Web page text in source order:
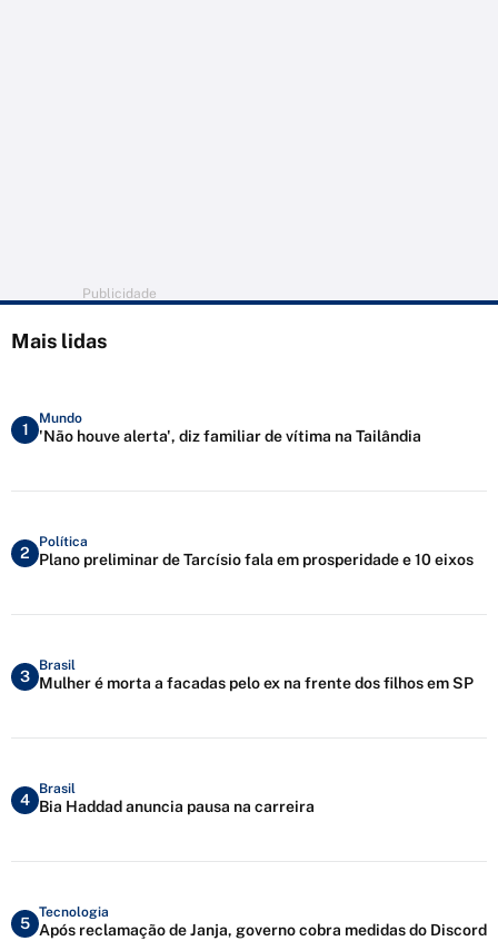
Publicidade
Mais lidas
1
Mundo
'Não houve alerta', diz familiar de vítima na Tailândia
2
Política
Plano preliminar de Tarcísio fala em prosperidade e 10 eixos
3
Brasil
Mulher é morta a facadas pelo ex na frente dos filhos em SP
4
Brasil
Bia Haddad anuncia pausa na carreira
5
Tecnologia
Após reclamação de Janja, governo cobra medidas do Discord